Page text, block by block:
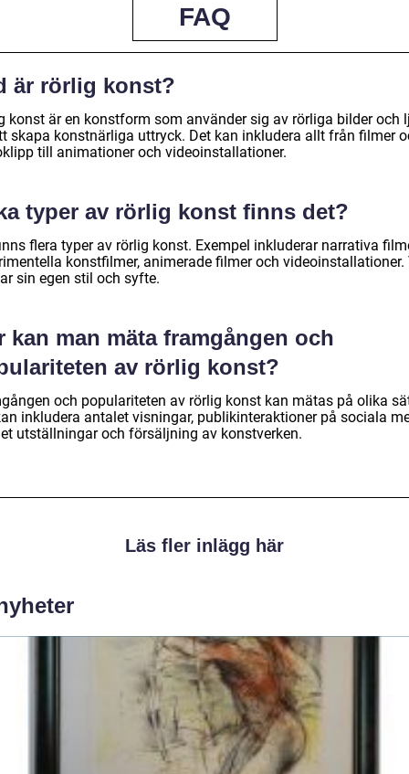
FAQ
är rörlig konst?
konst är en konstform som använder sig av rörliga bilder och
skapa konstnärliga uttryck. Det kan inkludera allt från filmer
till animationer och videoinstallationer.
typer av rörlig konst finns det?
flera typer av rörlig konst. Exempel inkluderar narrativa
konstfilmer, animerade filmer och videoinstallationer.
sin egen stil och syfte.
kan man mäta framgången och
av rörlig konst?
och populariteten av rörlig konst kan mätas på olika
inkludera antalet visningar, publikinteraktioner på sociala
utställningar och försäljning av konstverken.
Läs fler inlägg här